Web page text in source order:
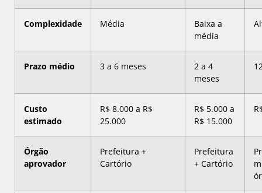
Complexidade Média
Baixa a
média
Prazo médio 3 a 6 meses
2 a 4
meses
Custo
estimado
R$ 8.000 a R$
25.000
R$ 5.000 a
R$ 15.000
Órgão
aprovador
Prefeitura +
Cartório
Prefeitura
+ Cartório